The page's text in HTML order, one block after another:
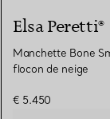
Elsa Peretti®
Manchette Bone
flocon de neige
€ 5.450